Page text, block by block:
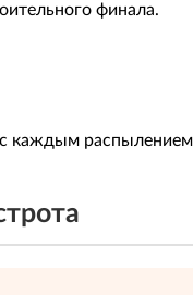
финала.
с каждым